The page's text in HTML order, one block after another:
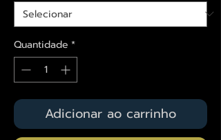
Quantidade *
Adicionar ao carrinho